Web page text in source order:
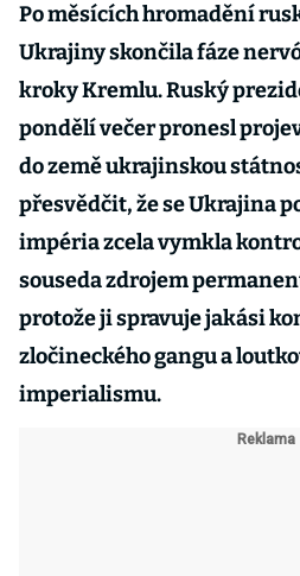
Po měsících hromadění
Ukrajiny skončila fáze
kroky Kremlu. Ruský
pondělí večer pronesl
do země ukrajinskou
přesvědčit, že se Ukrajina
impéria zcela vymkla
souseda zdrojem
protože ji spravuje jakási
zločineckého gangu a
imperialismu.